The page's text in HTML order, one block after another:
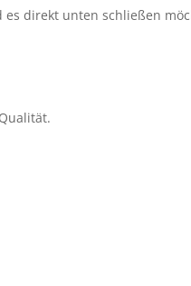
direkt unten schließen